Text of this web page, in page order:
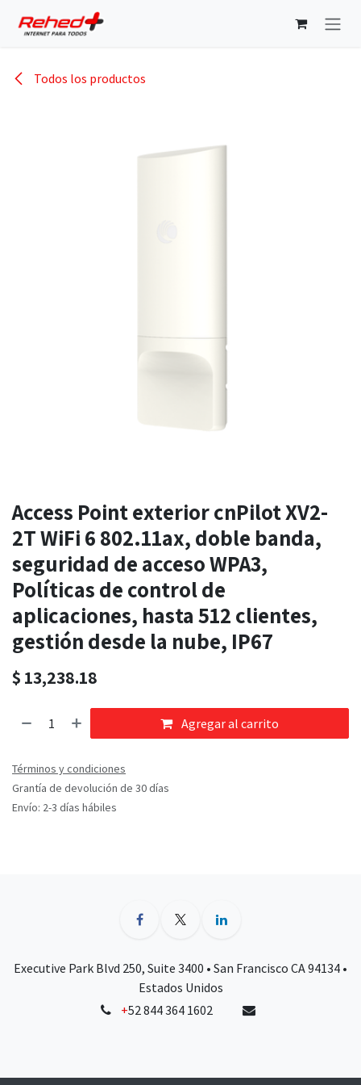
Todos los productos
Access Point exterior cnPilot XV2-
2T WiFi 6 802.11ax, doble banda,
seguridad de acceso WPA3,
Políticas de control de
aplicaciones, hasta 512 clientes,
gestión desde la nube, IP67
$ 13,238.18
Agregar al carrito
Términos y condiciones
Grantía de devolución de 30 días
Envío: 2-3 días hábiles
Executive Park Blvd 250, Suite 3400 • San Francisco CA 94134 •
Estados Unidos
+52 844 364 1602